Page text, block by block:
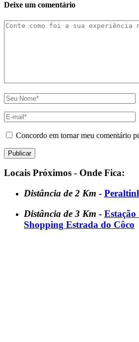
Deixe um comentário
Concordo em tornar meu comentário
Locais Próximos - Onde Fica:
Distância de 2 Km -
Distância de 3 Km - Estação
Shopping Estrada do Côco